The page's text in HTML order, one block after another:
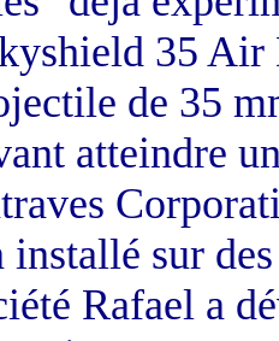
35
de 35
atteindre
installé sur
Rafael a